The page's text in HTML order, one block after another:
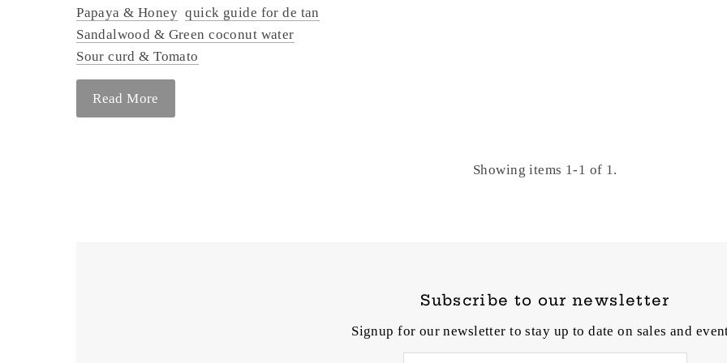
Papaya & Honey quick guide for de tan
Sandalwood & Green coconut water
Sour curd & Tomato
Read More
Showing items 1-1 of 1.
Subscribe to our newsletter
Signup for our newsletter to stay up to date on sales and